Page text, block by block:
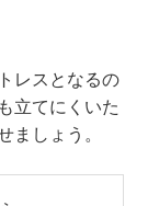
レスとなるの
立てにくいた
ましょう。